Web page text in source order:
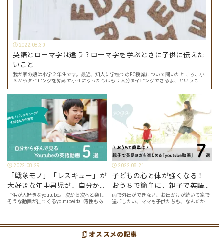
2022.08.30
英語とローマ字は違う？ローマ字を学ぶときに子供に伝えた
いこと
我が家の娘は小学２年生です。最近、知人に学校でのPC授業について聞いたところ、小
３からタイピングを始めて小４になった今はもう大分タイピングできるよ、ということ
で…
2022.08.29
「戦隊モノ」「レスキュー」が
大好きな年中男児が、自分から
好んで見るyoutube英語動画５
選
子供が大好きなyoutube。 次から次へと楽し
そうな動画が出てくるyoutubeは中毒性もあ
youtubeやゲーム、アプリだ…
2022.08.21
子どもの心と体が強くなる！
おうちで簡単に、親子で英語ヨ
ガを楽しめる「youtube動画」
７選
雨で外出ができない、お出かけが続いて家で
過ごしたい、ママも子供たちも、なんだか疲
スメの「youtube動画」を紹介します…
オススメの記事